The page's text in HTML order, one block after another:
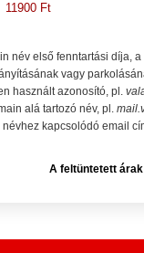
11900 Ft
név első fenntartási díja,
vagy
használt azonosító, pl.
alá tartozó név, pl.
kapcsolódó email
A feltüntetett árak